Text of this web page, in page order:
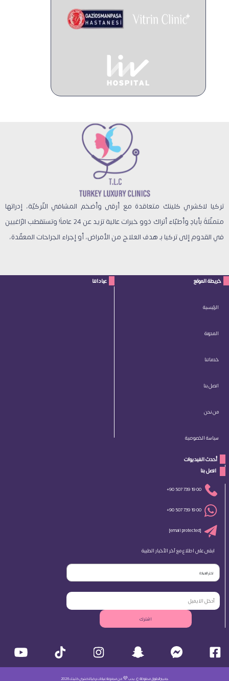
تركيا لاكشري كلينك متعاقدة مع أرقى وأضخم المشافي التّركيّة، إدراتها
متمثّلةً بأيادٍ وأطبّاء أتراك ذوو خبرات عالية تزيد عن 24 عاماً! وتستقطب الرّاغبين
في القدوم إلى تركيا بـ هدف العلاج من الأمراض، أو إجراء الجراحات المعقّدة،
خريطة الموقع
الرئيسية
المدونة
خدماتنا
اتصل بنا
من نحن
سياسة الخصوصية
عياداتنا
أحدث الفيديوات
اتصل بنا
+90 507 739 19 00
+90 507 739 19 00
[email protected]
ابقى على اطلاع مع آخر الأخبار الطبية
اختر العيادة
اشترك
جميع الحقوق محفوظة ©. بحب 💜 من مجموعة عيادات تركيا لاكشري كلينك 2026